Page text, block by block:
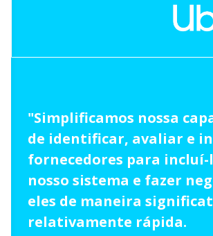
centralizada com todos
empresa, passando por
mecanismo, como
dados sobre os quais
Agora eu sei quanto
o processo para ir da